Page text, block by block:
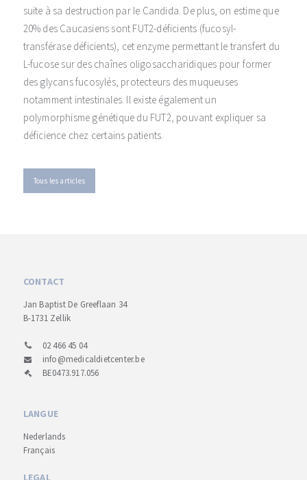
suite à sa destruction par le Candida. De plus, on estime que
20% des Caucasiens sont FUT2-déficients (fucosyl-
transférase déficients), cet enzyme permettant le transfert du
L-fucose sur des chaînes oligosaccharidiques pour former
des glycans fucosylés, protecteurs des muqueuses
notamment intestinales. Il existe également un
polymorphisme génétique du FUT2, pouvant expliquer sa
déficience chez certains patients.
Tous les articles
CONTACT
Jan Baptist De Greeflaan 34
B-1731 Zellik
02 466 45 04
info@medicaldietcenter.be
BE0473.917.056
LANGUE
Nederlands
Français
LEGAL